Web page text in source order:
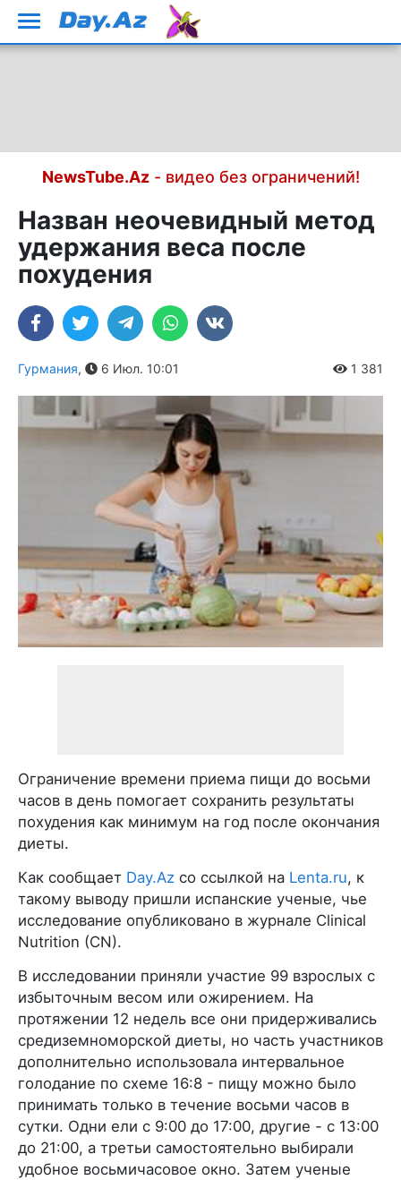
NewsTube.Az- видео без ограничений!
Назван неочевидный метод
удержания веса после
похудения
Гурмания, 6 Июл. 10:01 1 381
Ограничение времени приема пищи до восьми
часов в день помогает сохранить результаты
похудения как минимум на год после окончания
диеты.
Как сообщает Day.Az со ссылкой на Lenta.ru, к
такому выводу пришли испанские ученые, чье
исследование опубликовано в журнале Clinical
Nutrition (CN).
В исследовании приняли участие 99 взрослых с
избыточным весом или ожирением. На
протяжении 12 недель все они придерживались
средиземноморской диеты, но часть участников
дополнительно использовала интервальное
голодание по схеме 16:8 - пищу можно было
принимать только в течение восьми часов в
сутки. Одни ели с 9:00 до 17:00, другие - с 13:00
до 21:00, а третьи самостоятельно выбирали
удобное восьмичасовое окно. Затем ученые